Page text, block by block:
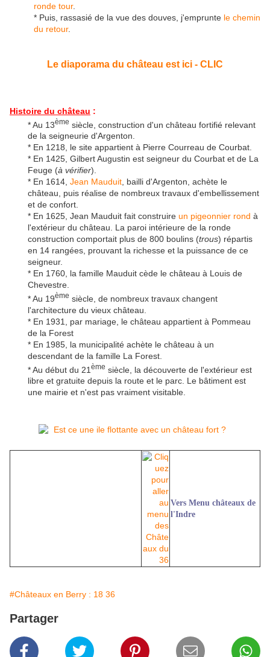
ronde tour.
* Puis, rassasié de la vue des douves, j'emprunte le chemin
du retour.
Le diaporama du château est ici - CLIC
Histoire du château :
* Au 13ème siècle, construction d'un château fortifié relevant
de la seigneurie d'Argenton.
* En 1218, le site appartient à Pierre Courreau de Courbat.
* En 1425, Gilbert Augustin est seigneur du Courbat et de La
Feuge (à vérifier).
* En 1614, Jean Mauduit , bailli d'Argenton, achète le
château, puis réalise de nombreux travaux d'embellissement
et de confort.
* En 1625, Jean Mauduit fait construire un pigeonnier rond à
l'extérieur du château. La paroi intérieure de la ronde
construction comportait plus de 800 boulins (trous) répartis
en 14 rangées, prouvant la richesse et la puissance de ce
seigneur.
* En 1760, la famille Mauduit cède le château à Louis de
Chevestre.
* Au 19ème siècle, de nombreux travaux changent
l'architecture du vieux château.
* En 1931, par mariage, le château appartient à Pommeau
de la Forest
* En 1985, la municipalité achète le château à un
descendant de la famille La Forest.
* Au début du 21 ème siècle, la découverte de l'extérieur est
libre et gratuite depuis la route et le parc. Le bâtiment est
une mairie et n'est pas vraiment visitable.
Vers Menu châteaux de
l'Indre
#Châteaux en Berry : 18 36
Partager